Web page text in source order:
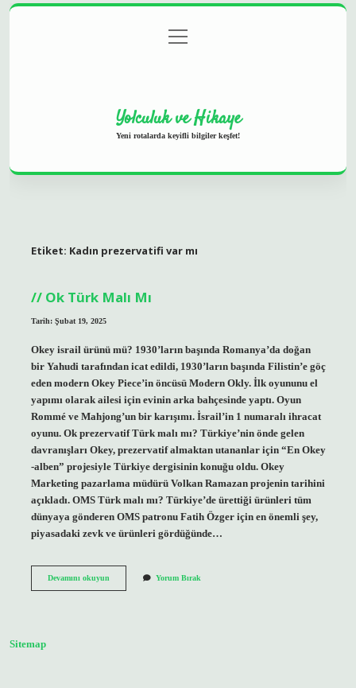
Gizlilik Politikası
menüyü
aç
Yolculuk ve Hikaye
Yeni rotalarda keyifli bilgiler keşfet!
Etiket: Kadın prezervatifi var mı
Ok Türk Malı Mı
Tarih: Şubat 19, 2025
Okey israil ürünü mü? 1930’ların başında Romanya’da doğan
bir Yahudi tarafından icat edildi, 1930’ların başında Filistin’e göç
eden modern Okey Piece’in öncüsü Modern Okly. İlk oyununu el
yapımı olarak ailesi için evinin arka bahçesinde yaptı. Oyun
Rommé ve Mahjong’un bir karışımı. İsrail’in 1 numaralı ihracat
oyunu. Ok prezervatif Türk malı mı? Türkiye’nin önde gelen
davranışları Okey, prezervatif almaktan utananlar için “En Okey
-alben” projesiyle Türkiye dergisinin konuğu oldu. Okey
Marketing pazarlama müdürü Volkan Ramazan projenin tarihini
açıkladı. OMS Türk malı mı? Türkiye’de ürettiği ürünleri tüm
dünyaya gönderen OMS patronu Fatih Özger için en önemli şey,
piyasadaki zevk ve ürünleri gördüğünde…
Devamını okuyunOk
Yorum Bırak
Sitemap